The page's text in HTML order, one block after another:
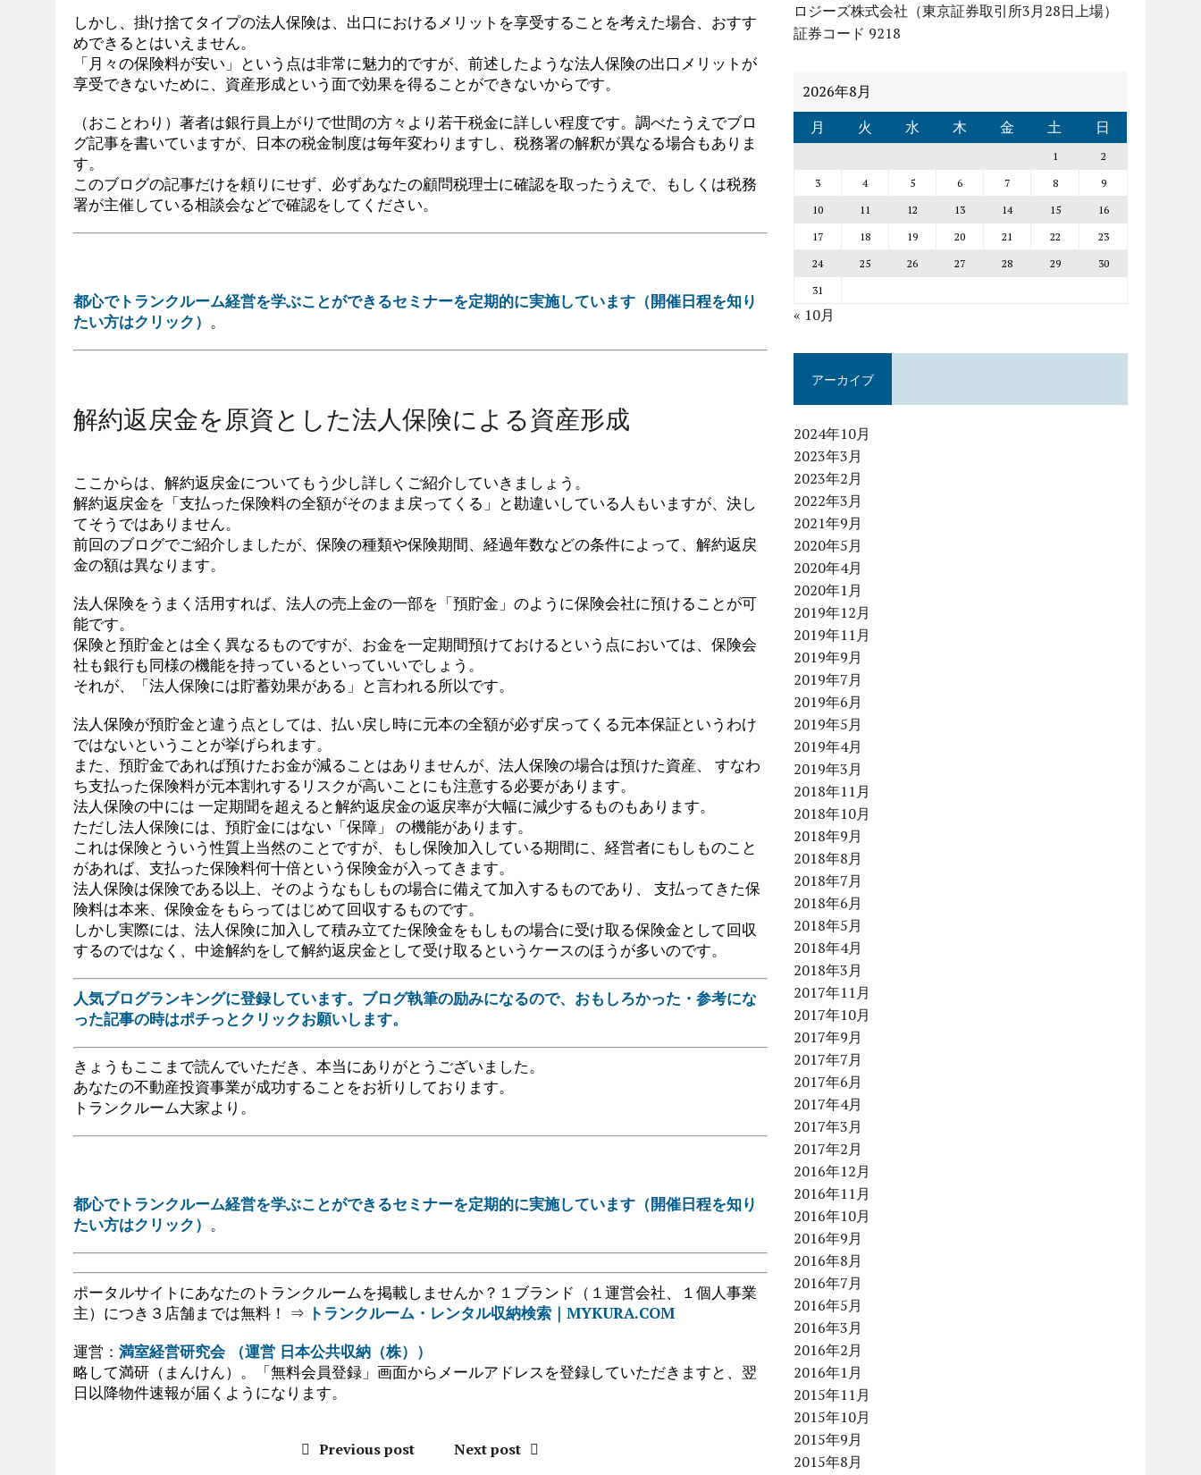
しかし、掛け捨てタイプの法人保険は、出口におけるメリットを享受することを考えた場合、おすす
めできるとはいえません。
「月々の保険料が安い」という点は非常に魅力的ですが、前述したような法人保険の出口メリットが
享受できないために、資産形成という面で効果を得ることができないからです。
（おことわり）著者は銀行員上がりで世間の方々より若干税金に詳しい程度です。調べたうえでブロ
グ記事を書いていますが、日本の税金制度は毎年変わりますし、税務署の解釈が異なる場合もありま
す。
このブログの記事だけを頼りにせず、必ずあなたの顧問税理士に確認を取ったうえで、もしくは税務
署が主催している相談会などで確認をしてください。
都心でトランクルーム経営を学ぶことができるセミナーを定期的に実施しています（開催日程を知り
たい方はクリック） 。
解約返戻金を原資とした法人保険による資産形成
ここからは、解約返戻金についてもう少し詳しくご紹介していきましょう。
解約返戻金を「支払った保険料の全額がそのまま戻ってくる」と勘違いしている人もいますが、決し
てそうではありません。
前回のブログでご紹介しましたが、保険の種類や保険期間、経過年数などの条件によって、解約返戻
金の額は異なります。
法人保険をうまく活用すれば、法人の売上金の一部を「預貯金」のように保険会社に預けることが可
能です。
保険と預貯金とは全く異なるものですが、お金を一定期間預けておけるという点においては、保険会
社も銀行も同様の機能を持っているといっていいでしょう。
それが、「法人保険には貯蓄効果がある」と言われる所以です。
法人保険が預貯金と違う点としては、払い戻し時に元本の全額が必ず戻ってくる元本保証というわけ
ではないということが挙げられます。
また、預貯金であれば預けたお金が減ることはありませんが、法人保険の場合は預けた資産、 すなわ
ち支払った保険料が元本割れするリスクが高いことにも注意する必要があります。
法人保険の中には 一定期聞を超えると解約返戻金の返戻率が大幅に減少するものもあります。
ただし法人保険には、預貯金にはない「保障」 の機能があります。
これは保険とういう性質上当然のことですが、もし保険加入している期間に、経営者にもしものこと
があれば、支払った保険料何十倍という保険金が入ってきます。
法人保険は保険である以上、そのようなもしもの場合に備えて加入するものであり、 支払ってきた保
険料は本来、保険金をもらってはじめて回収するものです。
しかし実際には、法人保険に加入して積み立てた保険金をもしもの場合に受け取る保険金として回収
するのではなく、中途解約をして解約返戻金として受け取るというケースのほうが多いのです。
人気ブログランキングに登録しています。ブログ執筆の励みになるので、おもしろかった・参考にな
った記事の時はポチっとクリックお願いします。
きょうもここまで読んでいただき、本当にありがとうございました。
あなたの不動産投資事業が成功することをお祈りしております。
トランクルーム大家より。
都心でトランクルーム経営を学ぶことができるセミナーを定期的に実施しています（開催日程を知り
たい方はクリック） 。
ポータルサイトにあなたのトランクルームを掲載しませんか？１ブランド（１運営会社、１個人事業
主）につき３店舗までは無料！ ⇒ トランクルーム・レンタル収納検索｜MYKURA.COM
運営： 満室経営研究会 （運営 日本公共収納（株））
略して満研（まんけん）。「無料会員登録」画面からメールアドレスを登録していただきますと、翌
日以降物件速報が届くようになります。
Previous post Next post
ロジーズ株式会社（東京証券取引所3月28日上場）
証券コード 9218
2026年8月
月
火 水 木 金 土 日
1
2
3
4 5 6 7 8
9
10
11 12 13 14 15
16
17
18 19 20 21 22
23
24
25 26 27 28 29
30
31
« 10月
アーカイブ
2024年10月
2023年3月
2023年2月
2022年3月
2021年9月
2020年5月
2020年4月
2020年1月
2019年12月
2019年11月
2019年9月
2019年7月
2019年6月
2019年5月
2019年4月
2019年3月
2018年11月
2018年10月
2018年9月
2018年8月
2018年7月
2018年6月
2018年5月
2018年4月
2018年3月
2017年11月
2017年10月
2017年9月
2017年7月
2017年6月
2017年4月
2017年3月
2017年2月
2016年12月
2016年11月
2016年10月
2016年9月
2016年8月
2016年7月
2016年5月
2016年3月
2016年2月
2016年1月
2015年11月
2015年10月
2015年9月
2015年8月